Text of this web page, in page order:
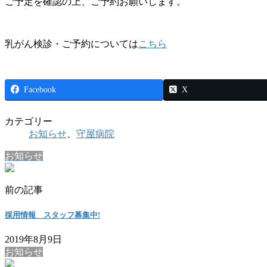
乳がん検診・ご予約についてはこちら
Facebook X
カテゴリー
お知らせ
守屋病院
お知らせ
前の記事
採用情報 スタッフ募集中!
2019年8月9日
お知らせ